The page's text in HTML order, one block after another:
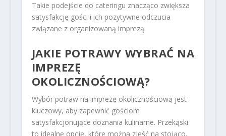
Takie podejście do cateringu znacząco zwiększa
satysfakcję gości i ich pozytywne odczucia
związane z organizowaną imprezą.
JAKIE POTRAWY WYBRAĆ NA
IMPREZĘ
OKOLICZNOŚCIOWĄ?
Wybór potraw na imprezę okolicznościową jest
kluczowy, aby zapewnić gościom
satysfakcjonujące doznania kulinarne. Przekąski
to idealne opcje, które można zjeść na stojąco,